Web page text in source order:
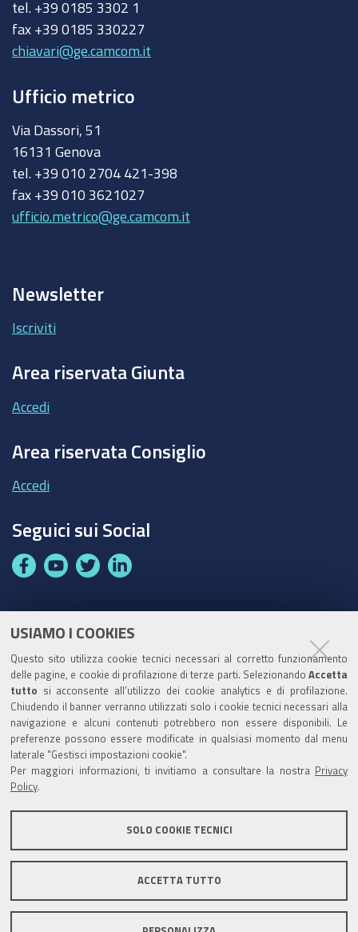
USIAMO I COOKIES
Questo sito utilizza cookie tecnici necessari al corretto funzionamento
delle pagine, e cookie di profilazione di terze parti. Selezionando Accetta
tutto si acconsente all’utilizzo dei cookie analytics e di profilazione.
Chiudendo il banner verranno utilizzati solo i cookie tecnici necessari alla
navigazione e alcuni contenuti potrebbero non essere disponibili. Le
preferenze possono essere modificate in qualsiasi momento dal menu
laterale "Gestisci impostazioni cookie".
Per maggiori informazioni, ti invitiamo a consultare la nostra
Privacy
Policy
SOLO COOKIE TECNICI
ACCETTA TUTTO
tel. +39 0185 3302 1
fax +39 0185 330227
chiavari@ge.camcom.it
Ufficio metrico
Via Dassori, 51
16131 Genova
tel. +39 010 2704 421-398
fax +39 010 3621027
ufficio.metrico@ge.camcom.it
Newsletter
Iscriviti
Area riservata Giunta
Accedi
Area riservata Consiglio
Accedi
Seguici sui Social
F
e
o
o
k
Y
t
b
e
T
t
e
r
L
k
d
I
n
Codice Univoco Ufficio:UF1SDE
I soggetti privati potranno effettuare i pagamenti
tramite PagoPA con Modalità diretta o con Avviso di
pagamento al seguente linkPaga con PagoPA
Codice IBAN per le pubbliche amministrazioni
Banca D’Italia: IT96Z0100004306TU0000007079
Mappa del sito Privacy policy
Note legali